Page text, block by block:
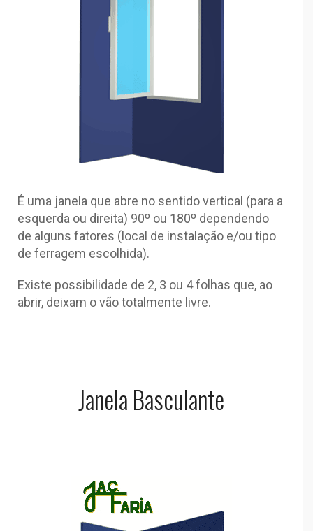
É uma janela que abre no sentido vertical (para a
esquerda ou direita) 90º ou 180º dependendo
de alguns fatores (local de instalação e/ou tipo
de ferragem escolhida).
Existe possibilidade de 2, 3 ou 4 folhas que, ao
abrir, deixam o vão totalmente livre.
Janela Basculante